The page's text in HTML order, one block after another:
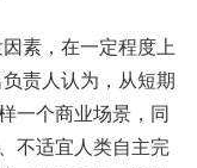
素，在一定程度上
责人认为，从短期
一个商业场景，同
不适宜人类自主完